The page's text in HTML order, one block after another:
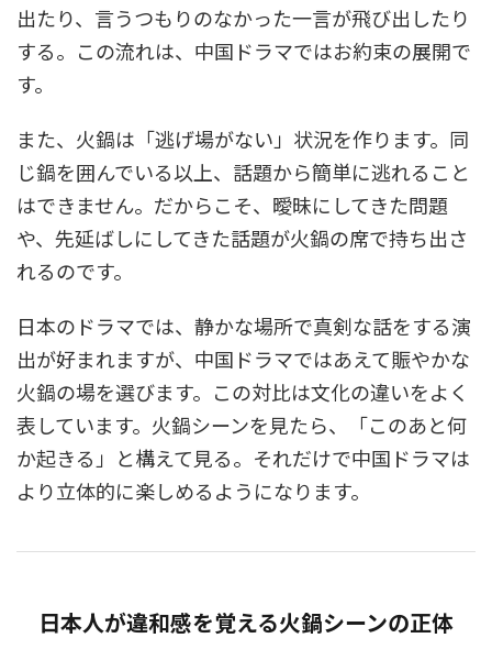
出たり、言うつもりのなかった一言が飛び出したり
する。この流れは、中国ドラマではお約束の展開で
す。
また、火鍋は「逃げ場がない」状況を作ります。同
じ鍋を囲んでいる以上、話題から簡単に逃れること
はできません。だからこそ、曖昧にしてきた問題
や、先延ばしにしてきた話題が火鍋の席で持ち出さ
れるのです。
日本のドラマでは、静かな場所で真剣な話をする演
出が好まれますが、中国ドラマではあえて賑やかな
火鍋の場を選びます。この対比は文化の違いをよく
表しています。火鍋シーンを見たら、「このあと何
か起きる」と構えて見る。それだけで中国ドラマは
より立体的に楽しめるようになります。
日本人が違和感を覚える火鍋シーンの正体